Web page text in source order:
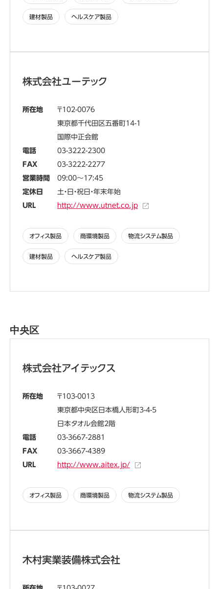
建材製品 ヘルスケア製品
株式会社ユーテック
所在地
102-0076
東京都千代田区五番町14-1
国際中正会館
電話
03-3222-2300
FAX
03-3222-2277
営業時間
09:00～17:45
定休日
土・日・祝日・年末年始
URL
http://www.utnet.co.jp
オフィス製品 商環境製品 物流システム製品
建材製品 ヘルスケア製品
中央区
株式会社アイテックス
所在地
103-0013
東京都中央区日本橋人形町3-4-5
日本タオル会館2階
電話
03-3667-2881
FAX
03-3667-4389
URL
http://www.aitex.jp/
オフィス製品 商環境製品 物流システム製品
木村実業装備株式会社